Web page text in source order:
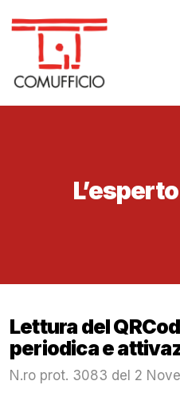
Lettura del
periodica e
N.ro prot. 3083 del 2